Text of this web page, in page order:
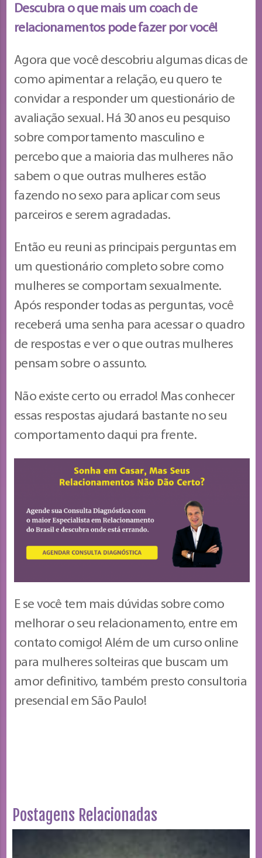
Descubra o que mais um coach de
relacionamentos pode fazer por você!
Agora que você descobriu algumas dicas de
como apimentar a relação, eu quero te
convidar a responder um questionário de
avaliação sexual. Há 30 anos eu pesquiso
sobre comportamento masculino e
percebo que a maioria das mulheres não
sabem o que outras mulheres estão
fazendo no sexo para aplicar com seus
parceiros e serem agradadas.
Então eu reuni as principais perguntas em
um questionário completo sobre como
mulheres se comportam sexualmente.
Após responder todas as perguntas, você
receberá uma senha para acessar o quadro
de respostas e ver o que outras mulheres
pensam sobre o assunto.
Não existe certo ou errado! Mas conhecer
essas respostas ajudará bastante no seu
comportamento daqui pra frente.
E se você tem mais dúvidas sobre como
melhorar o seu relacionamento, entre em
contato comigo! Além de um curso online
para mulheres solteiras que buscam um
amor definitivo, também presto consultoria
presencial em São Paulo!
Postagens Relacionadas